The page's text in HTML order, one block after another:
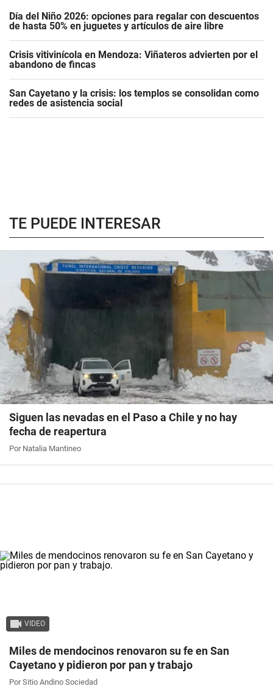
Día del Niño 2026: opciones para regalar con descuentos
de hasta 50% en juguetes y artículos de aire libre
Crisis vitivinícola en Mendoza: Viñateros advierten por el
abandono de fincas
San Cayetano y la crisis: los templos se consolidan como
redes de asistencia social
TE PUEDE INTERESAR
Siguen las nevadas en el Paso a Chile y no hay
fecha de reapertura
Por Natalia Mantineo
VIDEO
Miles de mendocinos renovaron su fe en San
Cayetano y pidieron por pan y trabajo
Por Sitio Andino Sociedad